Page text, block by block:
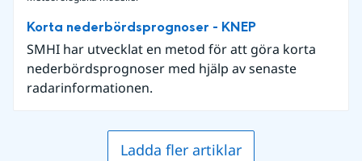
Korta nederbördsprognoser - KNEP
SMHI har utvecklat en metod för att göra korta
nederbördsprognoser med hjälp av senaste
radarinformationen.
Ladda fler artiklar